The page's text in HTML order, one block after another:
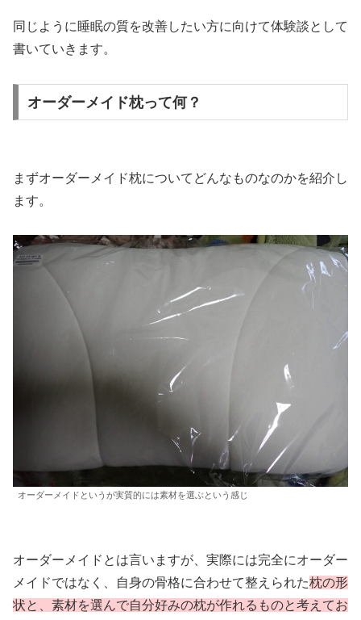
同じように睡眠の質を改善したい方に向けて体験談として
書いていきます。
オーダーメイド枕って何？
まずオーダーメイド枕についてどんなものなのかを紹介し
ます。
オーダーメイドというが実質的には素材を選ぶという感じ
オーダーメイドとは言いますが、実際には完全にオーダー
メイドではなく、自身の骨格に合わせて整えられた枕の形
状と、素材を選んで自分好みの枕が作れるものと考えてお